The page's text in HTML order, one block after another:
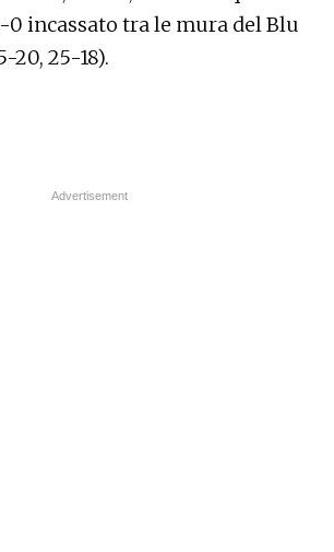
incassato tra le mura del Blu
20, 25-18).